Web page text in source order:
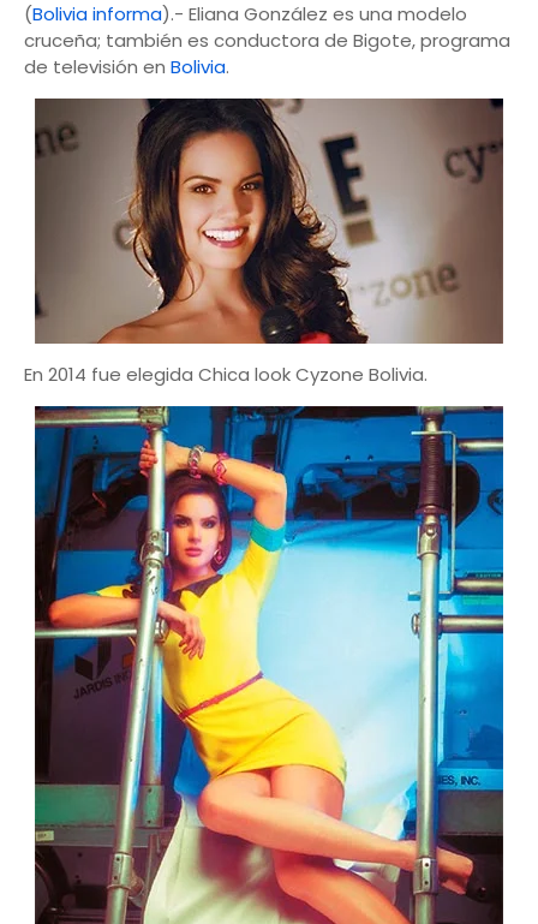
(Bolivia informa).- Eliana González es una modelo
cruceña; también es conductora de Bigote, programa
de televisión en Bolivia.
En 2014 fue elegida Chica look Cyzone Bolivia.